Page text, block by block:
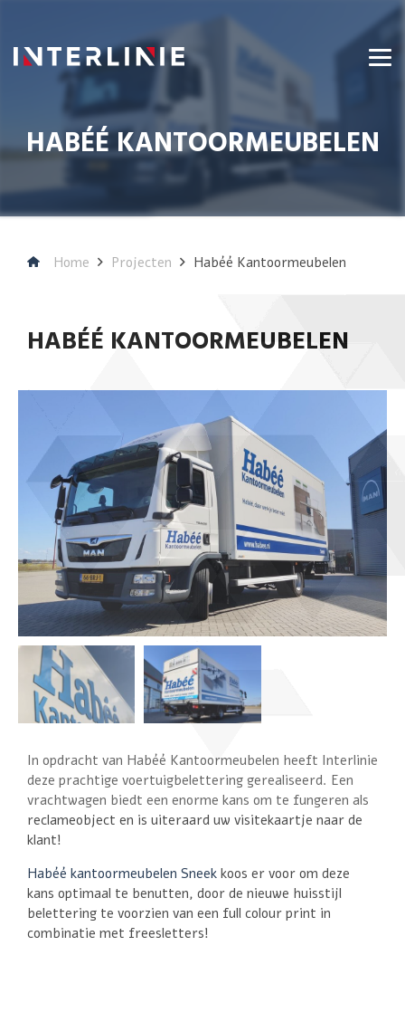
HABÉÉ KANTOORMEUBELEN
Home Projecten Habéé Kantoormeubelen
HABÉÉ KANTOORMEUBELEN
In opdracht van Habéé Kantoormeubelen heeft Interlinie
deze prachtige voertuigbelettering gerealiseerd. Een
vrachtwagen biedt een enorme kans om te fungeren als
reclameobject en is uiteraard uw visitekaartje naar de
klant!
Habéé kantoormeubelen Sneek koos er voor om deze
kans optimaal te benutten, door de nieuwe huisstijl
belettering te voorzien van een full colour print in
combinatie met freesletters!⁠